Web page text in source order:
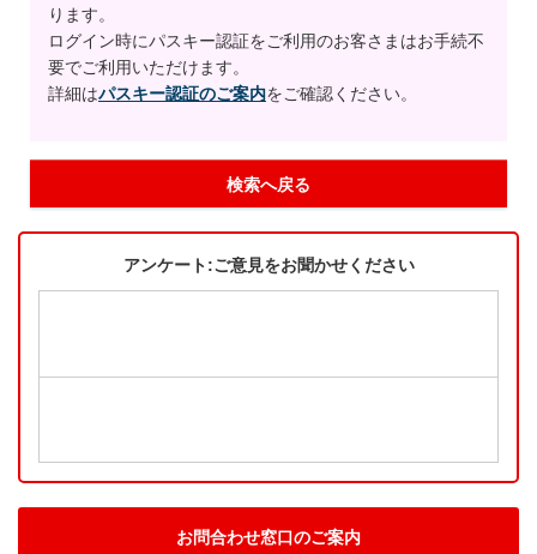
ります。
ログイン時にパスキー認証をご利用のお客さまはお手続不
要でご利用いただけます。
詳細はパスキー認証のご案内をご確認ください。
検索へ戻る
アンケート:ご意見をお聞かせください
お問合わせ窓口のご案内